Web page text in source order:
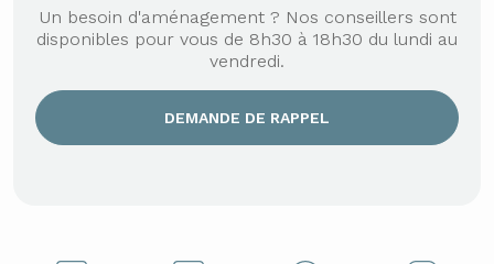
Un besoin d'aménagement ? Nos conseillers sont
disponibles pour vous de 8h30 à 18h30 du lundi au
vendredi.
DEMANDE DE RAPPEL